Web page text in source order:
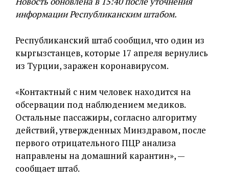
информации Республиканским штабом.
Республиканский штаб сообщил, что один из
кыргызстанцев, которые 17 апреля вернулись
из Турции, заражен коронавирусом.
«Контактный с ним человек находится на
обсервации под наблюдением медиков.
Остальные пассажиры, согласно алгоритму
действий, утвержденных Минздравом, после
первого отрицательного ПЦР анализа
направлены на домашний карантин», —
сообщает штаб.